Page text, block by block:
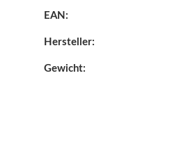
EAN:
Hersteller:
Gewicht: